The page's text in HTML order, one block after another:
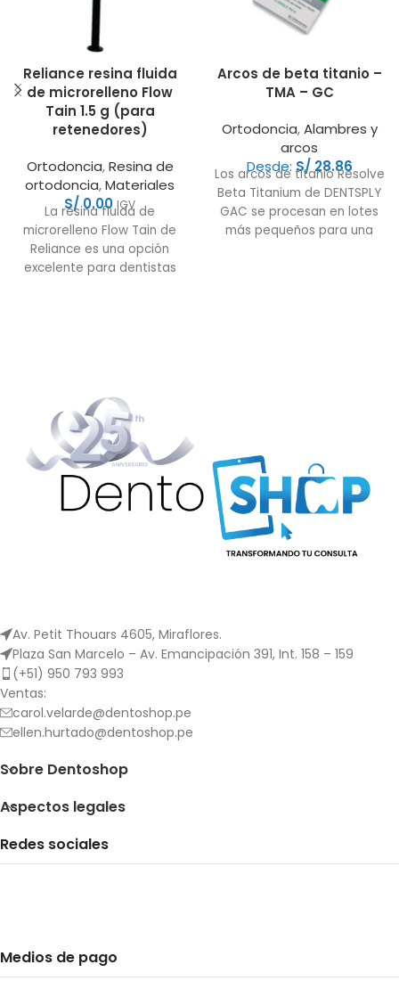
Reliance resina fluida
de microrelleno Flow
Tain 1.5 g (para
retenedores)
Ortodoncia,Resina de
ortodoncia,Materiales
S/0.00 IGV
La resina fluida de
microrelleno Flow Tain de
Reliance es una opción
excelente para dentistas
Arcos de beta titanio –
TMA – GC
Ortodoncia,Alambres y
arcos
Desde: S/ 28.86
Los arcos de titanio Resolve
Beta Titanium de DENTSPLY
GAC se procesan en lotes
más pequeños para una
torque y el detalle final. Los
arcos de alambre de
resolución están disponibles
en forma de arco de
AccuForm, forma de arco
ideal y longitud recta.
Av. Petit Thouars 4605, Miraflores.
Plaza San Marcelo – Av. Emancipación 391, Int. 158 – 159
(+51) 950 793 993
Ventas:
carol.velarde@dentoshop.pe
ellen.hurtado@dentoshop.pe
Sobre Dentoshop
Aspectos legales
Redes sociales
Medios de pago